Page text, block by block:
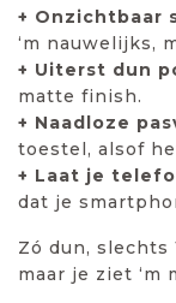
+ Onzichtbaar
‘m nauwelijks,
+ Uiterst dun
matte finish.
+ Naadloze
toestel, alsof
+ Laat je
dat je
Zó dun, slechts
maar je ziet ‘m